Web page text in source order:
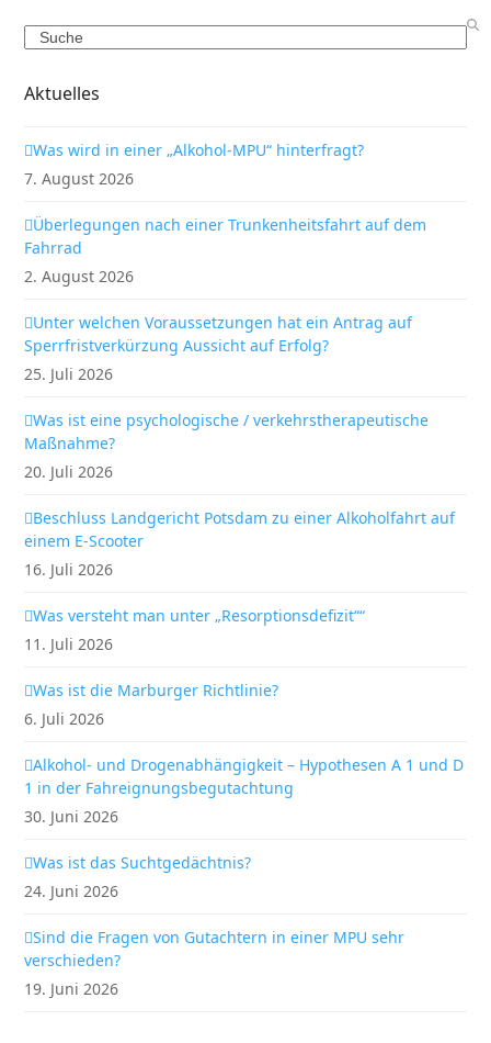
Search
Aktuelles
Was wird in einer „Alkohol-MPU“ hinterfragt?
7. August 2026
Überlegungen nach einer Trunkenheitsfahrt auf dem
Fahrrad
2. August 2026
Unter welchen Voraussetzungen hat ein Antrag auf
Sperrfristverkürzung Aussicht auf Erfolg?
25. Juli 2026
Was ist eine psychologische / verkehrstherapeutische
Maßnahme?
20. Juli 2026
Beschluss Landgericht Potsdam zu einer Alkoholfahrt auf
einem E-Scooter
16. Juli 2026
Was versteht man unter „Resorptionsdefizit““
11. Juli 2026
Was ist die Marburger Richtlinie?
6. Juli 2026
Alkohol- und Drogenabhängigkeit – Hypothesen A 1 und D
1 in der Fahreignungsbegutachtung
30. Juni 2026
Was ist das Suchtgedächtnis?
24. Juni 2026
Sind die Fragen von Gutachtern in einer MPU sehr
verschieden?
19. Juni 2026